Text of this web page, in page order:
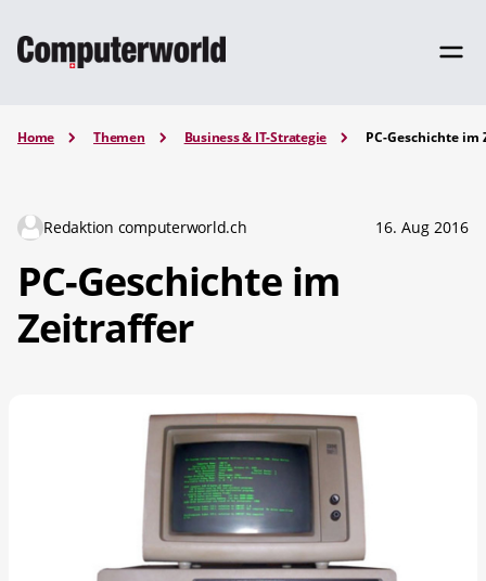
Home Themen Business & IT-Strategie PC-Geschichte
Redaktion computerworld.ch 16. Aug 2016
PC-Geschichte im
Zeitraffer